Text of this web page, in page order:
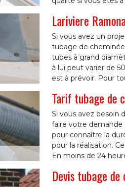
Lariviere
Si vous avez un
tubage de
tubes à grand
à lui peut varier de
est à prévoir. Pour
Tarif tubage de
Si vous avez besoin
faire votre demande
pour connaître la
pour la réalisation.
En moins de 24
Devis tubage